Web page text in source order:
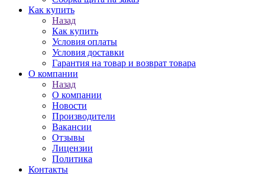
Как купить
Назад
Как купить
Условия оплаты
Условия доставки
Гарантия на товар и возврат товара
О компании
Назад
О компании
Новости
Производители
Вакансии
Отзывы
Лицензии
Политика
Контакты